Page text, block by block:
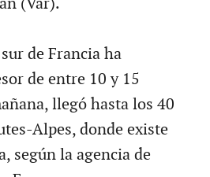
(Var).
de Francia ha
de entre 10 y 15
llegó hasta los 40
Alpes, donde existe
según la agencia de